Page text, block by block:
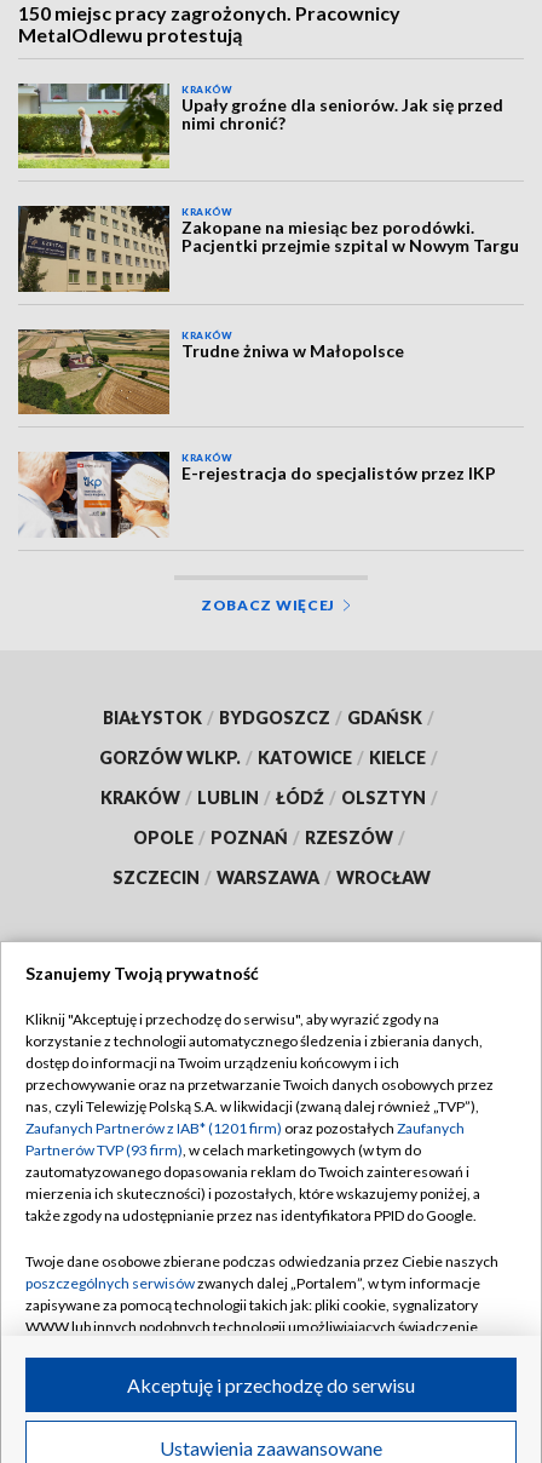
150 miejsc pracy zagrożonych. Pracownicy
MetalOdlewu protestują
KRAKÓW
Upały groźne dla seniorów. Jak się przed
nimi chronić?
KRAKÓW
Zakopane na miesiąc bez porodówki.
Pacjentki przejmie szpital w Nowym Targu
KRAKÓW
Trudne żniwa w Małopolsce
KRAKÓW
E-rejestracja do specjalistów przez IKP
ZOBACZ WIĘCEJ
BIAŁYSTOK / BYDGOSZCZ / GDAŃSK /
GORZÓW WLKP. / KATOWICE / KIELCE /
KRAKÓW / LUBLIN / ŁÓDŹ / OLSZTYN /
OPOLE / POZNAŃ / RZESZÓW /
SZCZECIN / WARSZAWA / WROCŁAW
TVP
Abonament TVP
Emisja w TVP
Centrum informacji TVP
Naziemna Telewizja Cyfrowa
Rada Programowa
System NOS
Informacje o nadawcy
Program dla prasy
Regulamin TVP
Polityka prywatności
Moje zgody
Pomoc
Kontakt
Kanały
©2026 Telewizja Polska S.A. w likwidacji
Szanujemy Twoją prywatność
Kliknij "Akceptuję i przechodzę do serwisu", aby wyrazić zgody na
korzystanie z technologii automatycznego śledzenia i zbierania danych,
dostęp do informacji na Twoim urządzeniu końcowym i ich
przechowywanie oraz na przetwarzanie Twoich danych osobowych przez
nas, czyli Telewizję Polską S.A. w likwidacji (zwaną dalej również „TVP”),
Zaufanych Partnerów z IAB* (1201 firm) oraz pozostałych Zaufanych
Partnerów TVP (93 firm), w celach marketingowych (w tym do
zautomatyzowanego dopasowania reklam do Twoich zainteresowań i
mierzenia ich skuteczności) i pozostałych, które wskazujemy poniżej, a
także zgody na udostępnianie przez nas identyfikatora PPID do Google.
Twoje dane osobowe zbierane podczas odwiedzania przez Ciebie naszych
poszczególnych serwisówzwanych dalej „Portalem”, w tym informacje
zapisywane za pomocą technologii takich jak: pliki cookie, sygnalizatory
WWW lub innych podobnych technologii umożliwiających świadczenie
ruchu w Internecie.
Twoje dane osobowe zbierane podczas odwiedzania przez Ciebie
Ustawienia zaawansowane
Akceptuję i przechodzę do serwisu